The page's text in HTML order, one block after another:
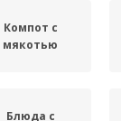
Компот с
мякотью
Блюда с